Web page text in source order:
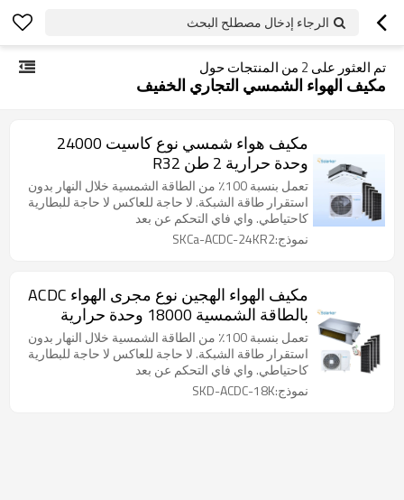
الرجاء إدخال مصطلح البحث
تم العثور على 2 من المنتجات حول
مكيف الهواء الشمسي التجاري الخفيف
مكيف هواء شمسي نوع كاسيت 24000
وحدة حرارية 2 طن R32
تعمل بنسبة 100٪ من الطاقة الشمسية خلال النهار بدون
استقرار طاقة الشبكة. لا حاجة للعاكس لا حاجة للبطارية
كاحتياطي. واي فاي التحكم عن بعد
نموذج:SKCa-ACDC-24KR2
مكيف الهواء الهجين نوع مجرى الهواء ACDC
بالطاقة الشمسية 18000 وحدة حرارية
بريطانية 1.5 طن
تعمل بنسبة 100٪ من الطاقة الشمسية خلال النهار بدون
استقرار طاقة الشبكة. لا حاجة للعاكس لا حاجة للبطارية
كاحتياطي. واي فاي التحكم عن بعد
نموذج:SKD-ACDC-18K